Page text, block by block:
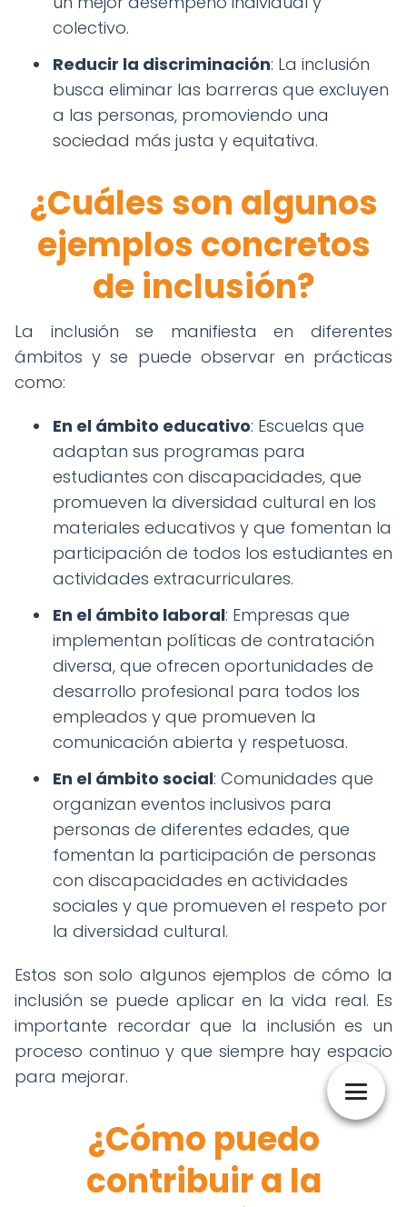
colectivo.
Reducir la discriminación: La inclusión
busca eliminar las barreras que excluyen
a las personas, promoviendo una
sociedad más justa y equitativa.
¿Cuáles son algunos
ejemplos concretos
de inclusión?
La inclusión se manifiesta en diferentes
ámbitos y se puede observar en prácticas
como:
En el ámbito educativo: Escuelas que
adaptan sus programas para
estudiantes con discapacidades, que
promueven la diversidad cultural en los
materiales educativos y que fomentan la
participación de todos los estudiantes en
actividades extracurriculares.
En el ámbito laboral: Empresas que
implementan políticas de contratación
diversa, que ofrecen oportunidades de
desarrollo profesional para todos los
empleados y que promueven la
comunicación abierta y respetuosa.
En el ámbito social: Comunidades que
organizan eventos inclusivos para
personas de diferentes edades, que
fomentan la participación de personas
con discapacidades en actividades
sociales y que promueven el respeto por
la diversidad cultural.
Estos son solo algunos ejemplos de cómo la
inclusión se puede aplicar en la vida real. Es
importante recordar que la inclusión es un
proceso continuo y que siempre hay espacio
para mejorar.
¿Cómo puedo
contribuir a la